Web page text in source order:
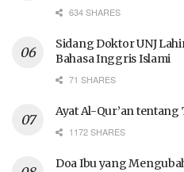
634 SHARES
Sidang Doktor UNJ
Bahasa Inggris Islami
71 SHARES
Ayat Al-Qur’an tentang
1172 SHARES
Doa Ibu yang